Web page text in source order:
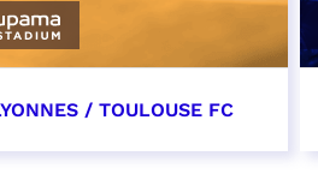
/ TOULOUSE FC